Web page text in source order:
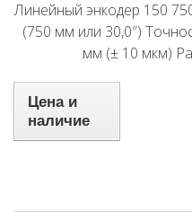
Линейный энкодер 150
(750 мм или 30,0″)
мм (± 10 мкм)
Цена и
наличие